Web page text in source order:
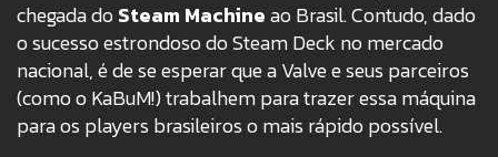
chegada doSteam Machineao Brasil. Contudo, dado
o sucesso estrondoso do Steam Deck no mercado
nacional, é de se esperar que a Valve e seus parceiros
(como o KaBuM!) trabalhem para trazer essa máquina
para os players brasileiros o mais rápido possível.